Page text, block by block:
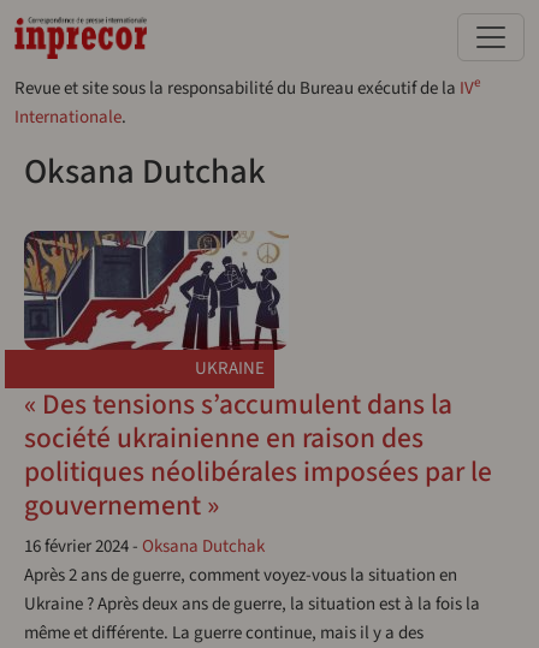
Aller au contenu principal
Revue et site sous la responsabilité du Bureau exécutif de la IVe
Internationale.
Oksana Dutchak
UKRAINE
« Des tensions s’accumulent dans la
société ukrainienne en raison des
politiques néolibérales imposées par le
gouvernement »
16 février 2024- Oksana Dutchak
Après 2 ans de guerre, comment voyez-vous la situation en
Ukraine ? Après deux ans de guerre, la situation est à la fois la
même et différente. La guerre continue, mais il y a des